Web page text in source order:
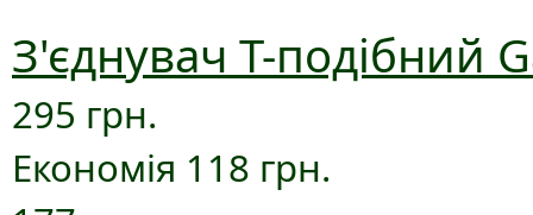
З'єднувач T-подібний
295 грн.
Економія 118 грн.